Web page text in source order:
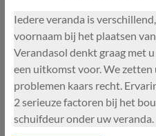
Iedere veranda is
voornaam bij het plaatsen
Verandasol denkt graag met
een uitkomst voor. We
problemen kaars recht.
2 serieuze factoren bij het
schuifdeur onder uw veranda.